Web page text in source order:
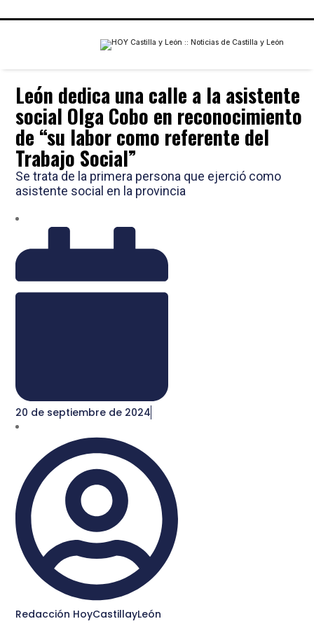
León dedica una calle a la asistente
social Olga Cobo en reconocimiento
de “su labor como referente del
Trabajo Social”
Se trata de la primera persona que ejerció como
asistente social en la provincia
20 de septiembre de 2024
Redacción HoyCastillayLeón